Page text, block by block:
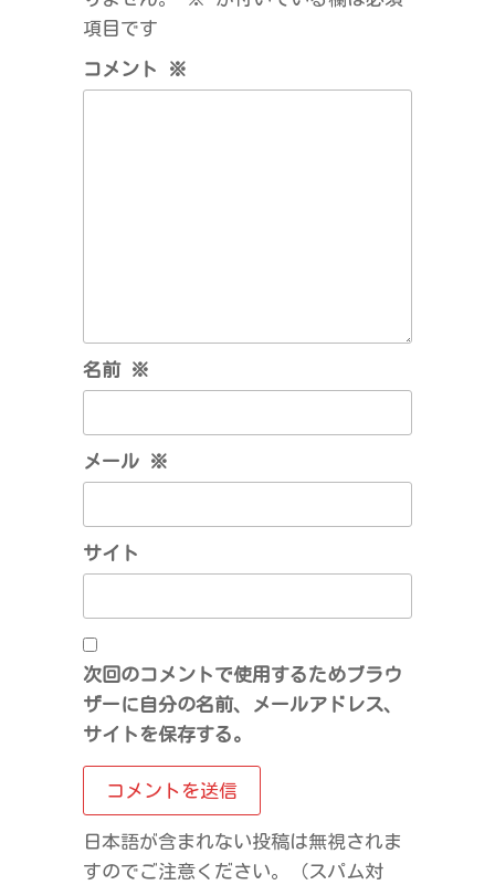
ー
シ
ョ
項目です
コメント ※
名前 ※
メール ※
サイト
次回のコメントで使用するためブラウ
ザーに自分の名前、メールアドレス、
サイトを保存する。
日本語が含まれない投稿は無視されま
すのでご注意ください。（スパム対